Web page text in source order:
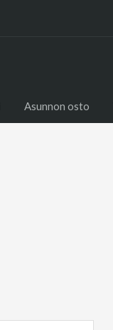
Asunnon osto